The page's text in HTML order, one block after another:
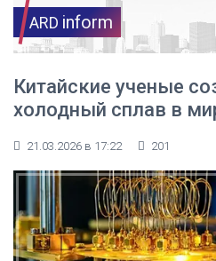
ARD inform
Китайские ученые
холодный сплав в
21.03.2026 в 17:22 201